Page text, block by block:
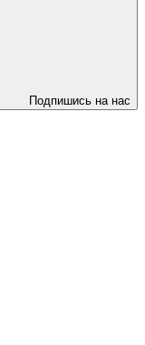
Подпишись на нас